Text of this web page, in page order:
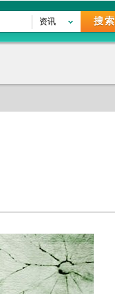
搜索
资讯